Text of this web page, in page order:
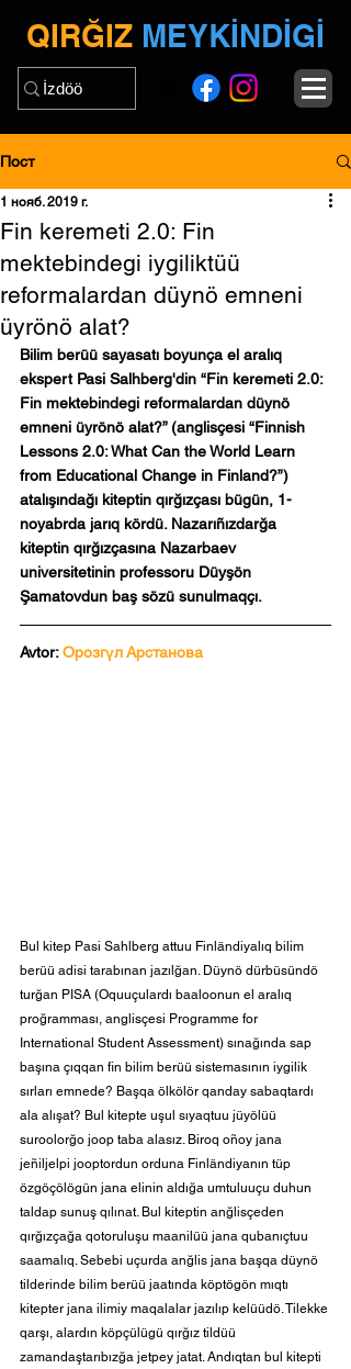
QIRĞIZ MEYKİNDİGİ
Пост
Fin keremeti 2.0: Fin
mektebindegi iygiliktüü
reformalardan düynö emneni
üyrönö alat?
1 нояб. 2019 г.
Bilim berüü sayasatı boyunça el aralıq
ekspert Pasi Salhberg'din “Fin keremeti 2.0:
Fin mektebindegi reformalardan düynö
emneni üyrönö alat?” (anglisçesi “Finnish
Lessons 2.0: What Can the World Learn
from Educational Change in Finland?”)
atalışındağı kiteptin qırğızçası bügün, 1-
noyabrda jarıq kördü. Nazarıñızdarğa
kiteptin qırğızçasına Nazarbaev
universitetinin professoru Düyşön
Şamatovdun baş sözü sunulmaqçı.
Avtor: Орозгүл Арстанова
Bul kitep Pasi Sahlberg attuu Finländiyalıq bilim
berüü adisi tarabınan jazılğan. Düynö dürbüsündö
turğan PISA (Oquuçulardı baaloonun el aralıq
proğramması, anglisçesi Programme for
International Student Assessment) sınağında sap
başına çıqqan fin bilim berüü sistemasının iygilik
sırları emnede? Başqa ölkölör qanday sabaqtardı
ala alışat? Bul kitepte uşul sıyaqtuu jüyölüü
suroolorğo joop taba alasız. Biroq oñoy jana
jeñiljelpi jooptordun orduna Finländiyanın tüp
özgöçölögün jana elinin aldığa umtuluuçu duhun
taldap sunuş qılınat. Bul kiteptin anğlisçeden
qırğızçağa qotoruluşu maanilüü jana qubanıçtuu
saamalıq. Sebebi uçurda anğlis jana başqa düynö
tilderinde bilim berüü jaatında köptögön mıqtı
kitepter jana ilimiy maqalalar jazılıp kelüüdö. Tilekke
qarşı, alardın köpçülügü qırğız tildüü
zamandaştarıbızğa jetpey jatat. Andıqtan bul kitepti